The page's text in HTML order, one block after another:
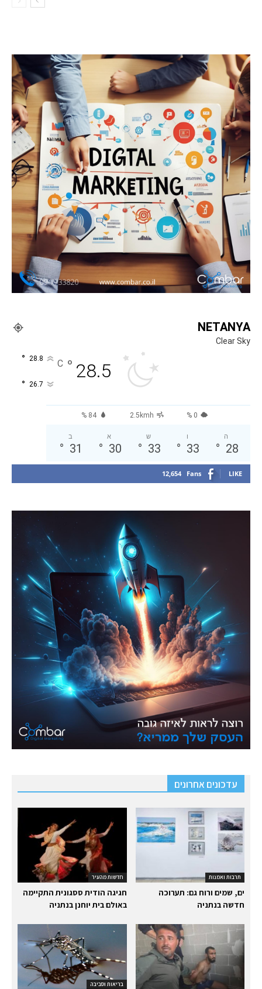
NETANYA
Clear Sky
28.5
°
C
28.8
°
26.7
°
84 % 2.5kmh 0 %
ה
28
°
ו
33
°
ש
33
°
א
30
°
ב
31
°
12,654 Fans LIKE
עדכונים אחרונים
חדשות מהעיר
חגיגה הודית ססגונית התקיימה
באולם בית יוחנן בנתניה
תרבות ואמנות
ים, שמים ורוח גם: תערוכה
חדשה בנתניה
בריאות וסביבה